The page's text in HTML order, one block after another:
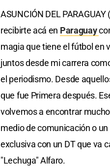
ASUNCIÓN DEL
recibirte acá en Paraguay
magia que tiene el fútbol en
juntos desde mi carrera
el periodismo. Desde
que fue Primera después.
volvemos a encontrar
medio de comunicación o
exclusiva con un DT que va
"Lechuga" Alfaro.